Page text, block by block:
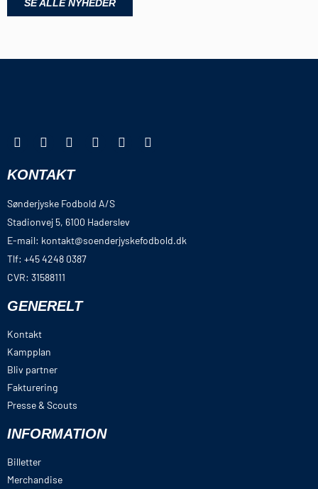
SE ALLE NYHEDER
KONTAKT
Sønderjyske Fodbold A/S
Stadionvej 5, 6100 Haderslev
E-mail: kontakt@soenderjyskefodbold.dk
Tlf: +45 4248 0387
CVR: 31588111
GENERELT
Kontakt
Kampplan
Bliv partner
Fakturering
Presse & Scouts
INFORMATION
Billetter
Merchandise